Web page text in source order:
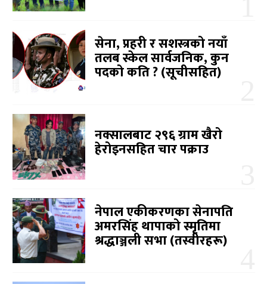
सेना, प्रहरी र सशस्त्रको नयाँ
तलब स्केल सार्वजनिक, कुन
पदको कति ? (सूचीसहित)
नक्सालबाट २९६ ग्राम खैरो
हेरोइनसहित चार पक्राउ
नेपाल एकीकरणका सेनापति
अमरसिंह थापाको स्मृतिमा
श्रद्धाञ्जली सभा (तस्वीरहरू)